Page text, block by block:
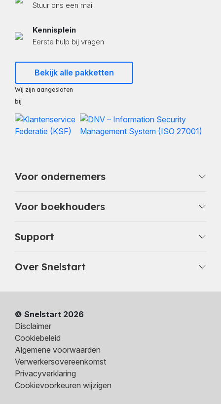
Stuur ons een mail
Kennisplein
Eerste hulp bij vragen
Bekijk alle pakketten
Wij zijn aangesloten
bij
Voor ondernemers
Voor boekhouders
Support
Over Snelstart
© Snelstart 2026
Disclaimer
Cookiebeleid
Algemene voorwaarden
Verwerkersovereenkomst
Privacyverklaring
Cookievoorkeuren wijzigen